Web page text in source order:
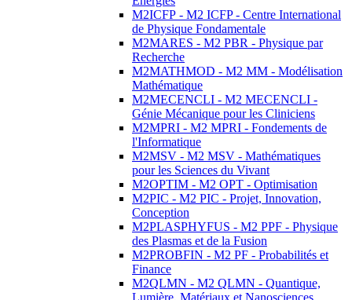
M2ICFP - M2 ICFP - Centre International
de Physique Fondamentale
M2MARES - M2 PBR - Physique par
Recherche
M2MATHMOD - M2 MM - Modélisation
Mathématique
M2MECENCLI - M2 MECENCLI -
Génie Mécanique pour les Cliniciens
M2MPRI - M2 MPRI - Fondements de
l'Informatique
M2MSV - M2 MSV - Mathématiques
pour les Sciences du Vivant
M2OPTIM - M2 OPT - Optimisation
M2PIC - M2 PIC - Projet, Innovation,
Conception
M2PLASPHYFUS - M2 PPF - Physique
des Plasmas et de la Fusion
M2PROBFIN - M2 PF - Probabilités et
Finance
M2QLMN - M2 QLMN - Quantique,
Lumière, Matériaux et Nanosciences